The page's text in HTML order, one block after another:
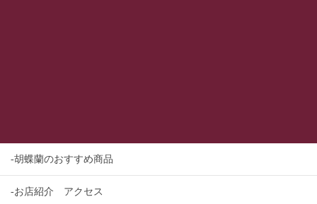
-胡蝶蘭のおすすめ商品
-お店紹介 アクセス